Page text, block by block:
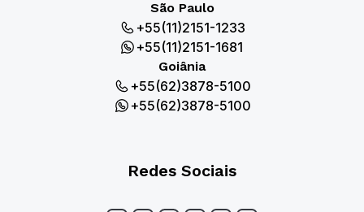
São Paulo
+55(11)2151-1233
+55(11)2151-1681
Goiânia
+55(62)3878-5100
+55(62)3878-5100
Redes Sociais